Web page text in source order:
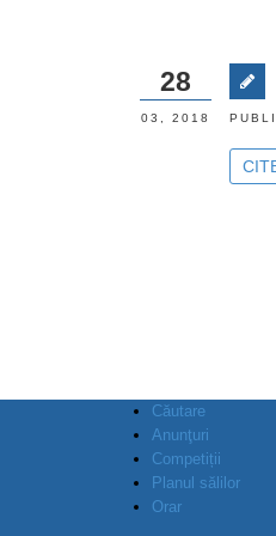
28
03, 2018
Căutare
Anunţuri
Competiții
Planul sălilor
Orar